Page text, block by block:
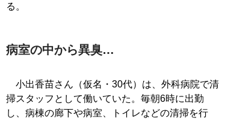
る。
病室の中から異臭…
小出香苗さん（仮名・30代）は、外科病院で清
掃スタッフとして働いていた。毎朝6時に出勤
し、病棟の廊下や病室、トイレなどの清掃を行